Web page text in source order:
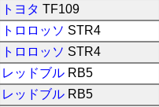
トヨタ TF109
トロロッソ STR4
トロロッソ STR4
レッドブル RB5
レッドブル RB5